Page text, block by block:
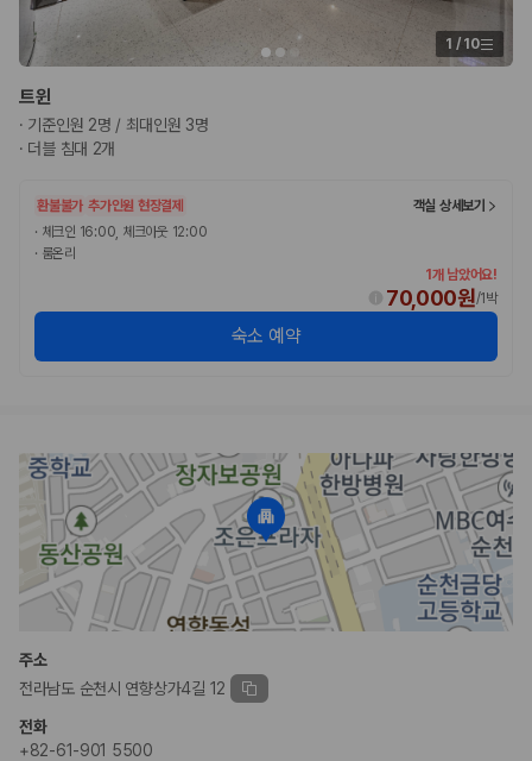
1 / 10
트윈
· 기준인원 2명 / 최대인원 3명
· 더블 침대 2개
환불불가 추가인원 현장결제
객실 상세보기
· 체크인 16:00, 체크아웃 12:00
· 룸온리
1개 남았어요!
70,000원/1박
숙소 예약
주소
전라남도 순천시 연향상가4길 12
전화
+82-61-901 5500